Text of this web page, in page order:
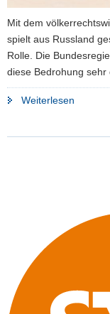
o
n
Mit dem
spielt aus Russland
Rolle. Die
diese Bedrohung sehr
Weiterlesen